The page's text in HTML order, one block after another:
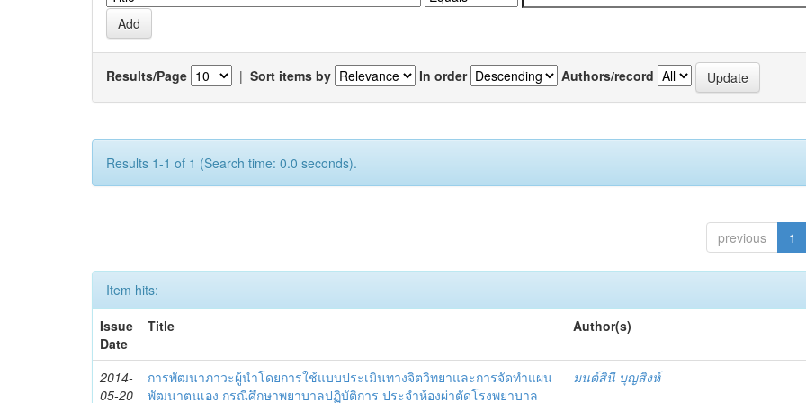
Results/Page | Sort items by In order Authors/record
Results 1-1 of 1 (Search time: 0.0 seconds).
previous 1
Item hits:
Issue
Date
Title Author(s)
2014-
05-20
การพัฒนาภาวะผู้นำโดยการใช้แบบประเมินทางจิตวิทยาและการจัดทำแผน
พัฒนาตนเอง กรณีศึกษาพยาบาลปฏิบัติการ ประจำห้องผ่าตัดโรงพยาบาล
มนต์สินี บุญสิงห์